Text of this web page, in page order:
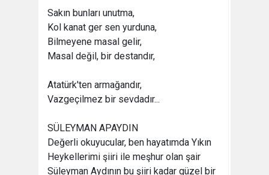
Sakın bunları unutma,
Kol kanat ger sen yurduna,
Bilmeyene masal gelir,
Masal değil, bir destandır,
Atatürk'ten armağandır,
Vazgeçilmez bir sevdadır...
SÜLEYMAN APAYDIN
Değerli okuyucular, ben hayatımda Yıkın
Heykellerimi şiiri ile meşhur olan şair
Süleyman Aydının bu şiiri kadar güzel bir